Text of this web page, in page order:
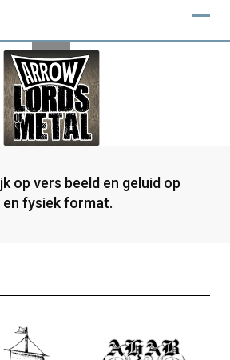
op vers beeld en geluid op
fysiek format.